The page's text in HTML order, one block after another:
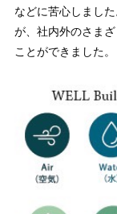
などに苦心しまし
が、社内外のさま
ことができました。